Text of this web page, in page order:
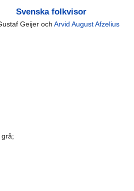
Svenska folkvisor
Geijer och Arvid August Afzelius